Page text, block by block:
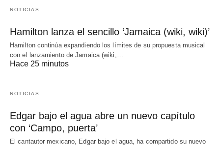
NOTICIAS
Hamilton lanza el sencillo ‘Jamaica (wiki, wiki)’
Hamilton continúa expandiendo los límites de su propuesta musical
con el lanzamiento de Jamaica (wiki,…
Hace 25 minutos
NOTICIAS
Edgar bajo el agua abre un nuevo capítulo
con ‘Campo, puerta’
El cantautor mexicano, Edgar bajo el agua, ha compartido su nuevo